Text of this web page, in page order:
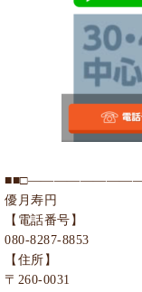
優月寿円
【電話番号】
080-8287-8853
【住所】
〒260-0031